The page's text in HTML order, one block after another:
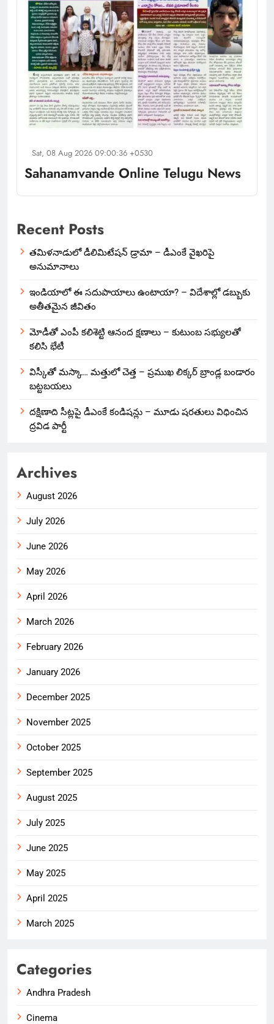
Sat, 08 Aug 2026 09:00:36 +0530
Sahanamvande Online Telugu News
Recent Posts
తమిళనాడులో డీలిమిటేషన్ డ్రామా – డీఎంకే వైఖరిపై
అనుమానాలు
ఇండియాలో‌ ఈ సదుపాయాలు ఉంటాయా? – విదేశాల్లో డబ్బుకు
అతీతమైన జీవితం
మోడీతో ఎంపీ కలిశెట్టి ఆనంద క్షణాలు – కుటుంబ సభ్యులతో
కలిసి భేటీ
విస్కీతో మస్కా… మత్తులో చెత్త – ప్రముఖ లిక్కర్ బ్రాండ్ల బండారం
బట్టబయలు
దక్షిణాది సీట్లపై డీఎంకే కండిషన్లు – మూడు షరతులు విధించిన
ద్రవిడ పార్టీ
Archives
August 2026
July 2026
June 2026
May 2026
April 2026
March 2026
February 2026
January 2026
December 2025
November 2025
October 2025
September 2025
August 2025
July 2025
June 2025
May 2025
April 2025
March 2025
Categories
Andhra Pradesh
Cinema